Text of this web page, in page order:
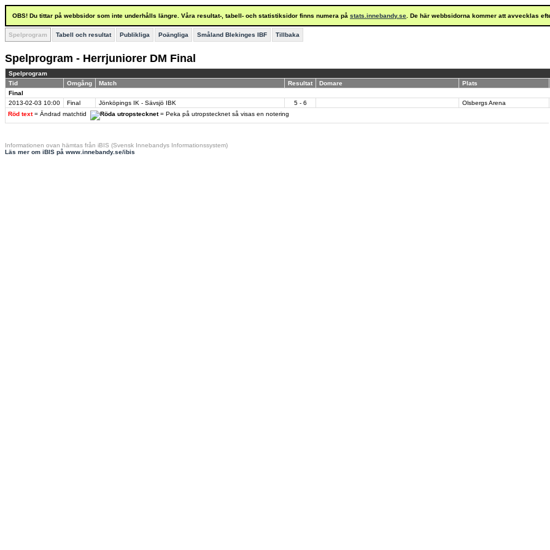
OBS! Du tittar på webbsidor som inte underhålls längre. Våra resultat-, tabell- och statistiksidor finns numera på stats.innebandy.se . De här webbsidorna kommer att avvecklas
Spelprogram Tabell och resultat Publikliga Poängliga Småland Blekinges IBF Tillbaka
Spelprogram - Herrjuniorer DM Final
Spelprogram
Tid
Omgång Match Resultat Domare Plats
Röd text = Ändrad matchtid = Peka på utropstecknet så visas en notering
Final
2013-02-03 10:00 Final Jönköpings IK - Sävsjö IBK 5 - 6 Olsbergs Arena
Informationen ovan hämtas från iBIS (Svensk Innebandys Informationssystem)
Läs mer om iBIS på www.innebandy.se/ibis